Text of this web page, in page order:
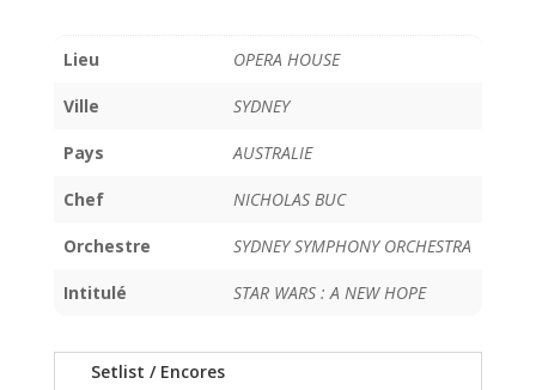
Lieu OPERA HOUSE
Ville SYDNEY
Pays AUSTRALIE
Chef NICHOLAS BUC
Orchestre SYDNEY SYMPHONY ORCHESTRA
Intitulé STAR WARS : A NEW HOPE
Setlist / Encores